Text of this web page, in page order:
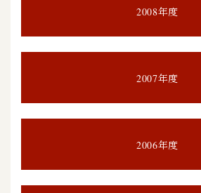
2008年度
2007年度
2006年度